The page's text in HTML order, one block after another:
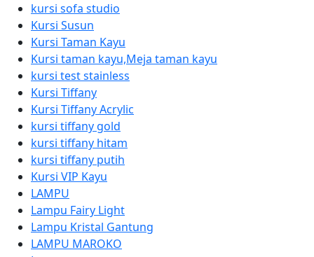
kursi sofa studio
Kursi Susun
Kursi Taman Kayu
Kursi taman kayu,Meja taman kayu
kursi test stainless
Kursi Tiffany
Kursi Tiffany Acrylic
kursi tiffany gold
kursi tiffany hitam
kursi tiffany putih
Kursi VIP Kayu
LAMPU
Lampu Fairy Light
Lampu Kristal Gantung
LAMPU MAROKO